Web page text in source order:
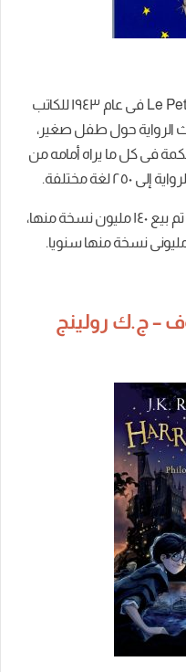
نشرت رواية الأمير الصغير Le Petit Prince فى عام ١٩٤٣ للكاتب
الرواية حول طفل صغير،
فى كل ما يراه أمامه من
مختلفة.
ووصلت لقائمة الروايات الأكثر مبيعا، تم بيع ١٤۰ مليون نسخة منها،
مليونى نسخة منها سنويا.
– ج.ك رولينج